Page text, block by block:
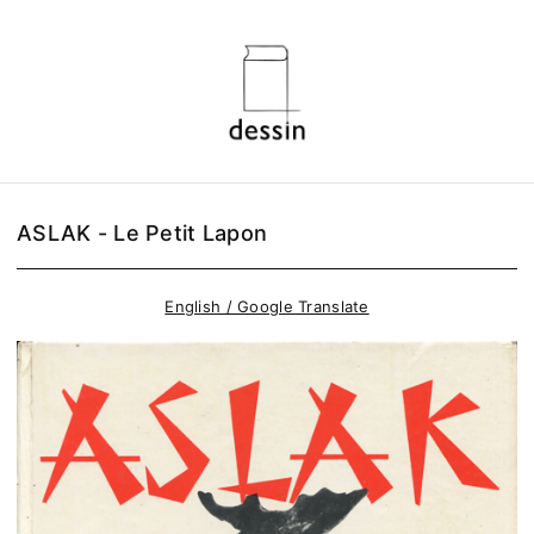
ASLAK - Le Petit Lapon
English / Google Translate